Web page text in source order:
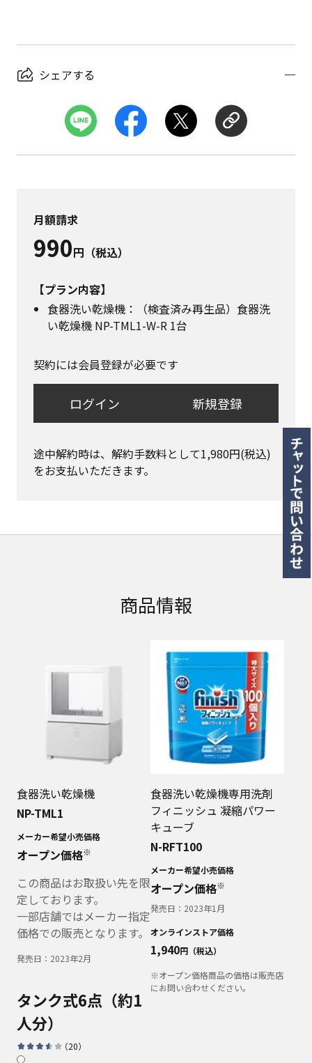
シェアする
月額請求
990円（税込）
【プラン内容】
食器洗い乾燥機：（検査済み再生品）食器洗
い乾燥機 NP-TML1-W-R 1台
契約には会員登録が必要です
ログイン 新規登録
途中解約時は、解約手数料として1,980円(税込)
をお支払いただきます。
商品情報
食器洗い乾燥機
NP-TML1
メーカー希望小売価格
オープン価格※
この商品はお取扱い先を限
定しております。
一部店舗ではメーカー指定
価格での販売となります。
発売日： 2023年2月
タンク式6点（約1
人分）
（20）
食器洗い乾燥機専用洗剤
フィニッシュ 凝縮パワー
キューブ
N-RFT100
メーカー希望小売価格
オープン価格※
発売日： 2023年1月
オンラインストア価格
1,940円（税込）
※オープン価格商品の価格は販売店
にお問い合わせください。